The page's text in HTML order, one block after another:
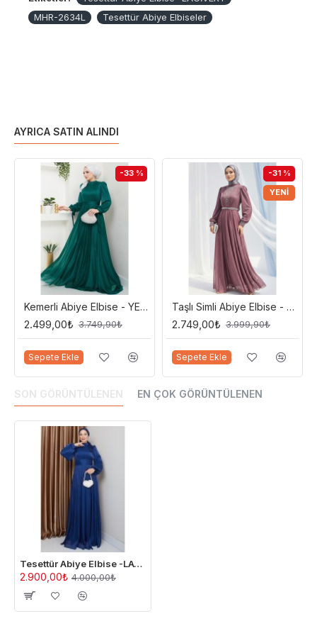
MHR-2634L
Tesettür Abiye Elbiseler
AYRICA SATIN ALINDI
-33 %
Kemerli Abiye Elbise - YEŞİL
2.499,00₺ 3.749,90₺
Sepete Ekle
YENI
-31 %
Taşlı Simli Abiye Elbise - Gül Kurusu
2.749,00₺ 3.999,90₺
Sepete Ekle
SON GÖRÜNTÜLENEN EN ÇOK GÖRÜNTÜLENEN
Tesettür Abiye Elbise -LACİVERT
2.900,00₺ 4.000,00₺